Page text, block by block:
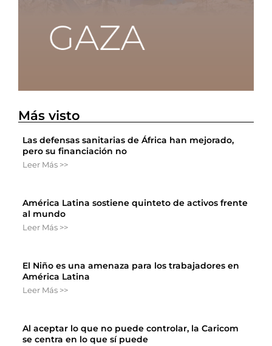
Más visto
Las defensas sanitarias de África han mejorado,
pero su financiación no
Leer Más >>
América Latina sostiene quinteto de activos frente
al mundo
Leer Más >>
El Niño es una amenaza para los trabajadores en
América Latina
Leer Más >>
Al aceptar lo que no puede controlar, la Caricom
se centra en lo que sí puede